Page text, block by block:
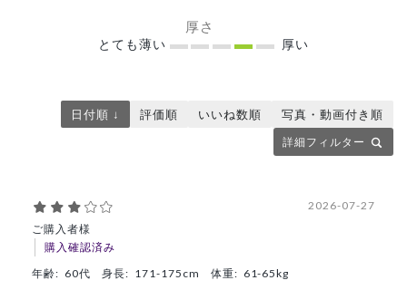
厚さ
とても薄い 厚い
詳細フィルター
日付順 ↓ 評価順 いいね数順 写真・動画付き順
ご購入者様
購入確認済み
2026-07-27
年齢: 60代 身長: 171-175cm 体重: 61-65kg